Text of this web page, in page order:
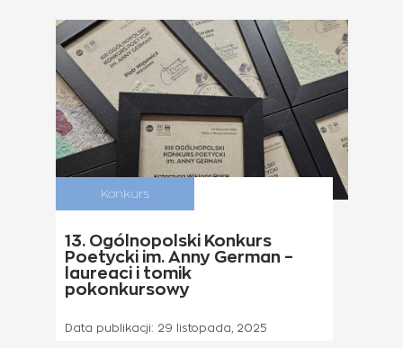
Konkurs
13. Ogólnopolski Konkurs
Poetycki im. Anny German –
laureaci i tomik
pokonkursowy
Data publikacji: 29 listopada, 2025